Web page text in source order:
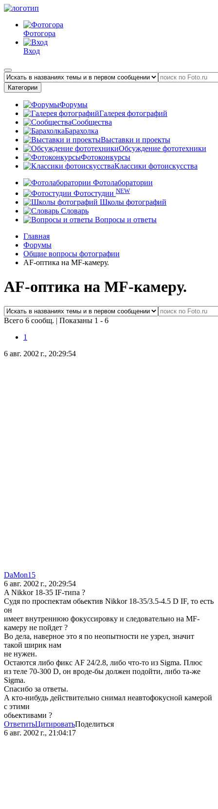
Фотогора
Вход
Категории
Форумы
Галерея фотографий
Сообщества
Барахолка
Выставки и проекты
Обсуждение фототехники
Фотоконкурсы
Классики фотоискусства
Фотолаборатории
Фотостудии NEW
Школы фотографий
Словарь
Вопросы и ответы
Главная
Форумы
Общие вопросы фотографии
AF-оптика на MF-камеру.
AF-оптика на MF-камеру.
Всего 6 сообщ. | Показаны 1 - 6
1
6 авг. 2002 г., 20:29:54
DaMon15
6 авг. 2002 г., 20:29:54
A Nikkor 18-35 IF-типа ?
Судя по проспектам обьектив Nikkor 18-35/3.5-4.5 D IF, то есть
он
имеет внутреннюю фокуссировку и следовательно на MF-
камеру не пойдет ?
Во дела, наверное это я по неопытности не узрел, значит
такой ширик нам
не нужен.
Остаются либо фикс AF 24/2.8, либо что-то из Sigma. Плюс
из теле 70-300 D, он вроде-бы должен подойти, либо та-же
Sigma.
Спасибо за ответы.
А кто-нибудь действительно снимал неавтофокусной камерой
с этими
обьективами ?
ОтветитьЦитироватьПоделиться
6 авг. 2002 г., 21:04:17